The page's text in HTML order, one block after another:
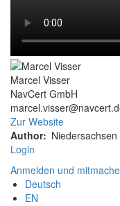
Marcel Visser
NavCert GmbH
Zur Website
Author
Niedersachsen
Login
Anmelden und
Deutsch
EN